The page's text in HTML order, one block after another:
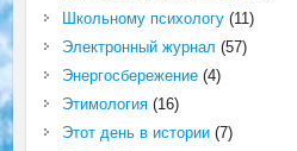
Школьному психологу(11)
Электронный журнал (57)
Энергосбережение(4)
Этимология(16)
Этот день в истории(7)